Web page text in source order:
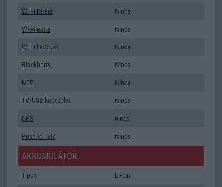
Wi-Fi Direct Nincs
Wi-Fi extra Nincs
Wi-Fi HotSpot Nincs
Blackberry Nincs
NFC Nincs
TV/USB kapcsolat Nincs
GPS nincs
Push to Talk Nincs
AKKUMULÁTOR
Típus Li-Ion